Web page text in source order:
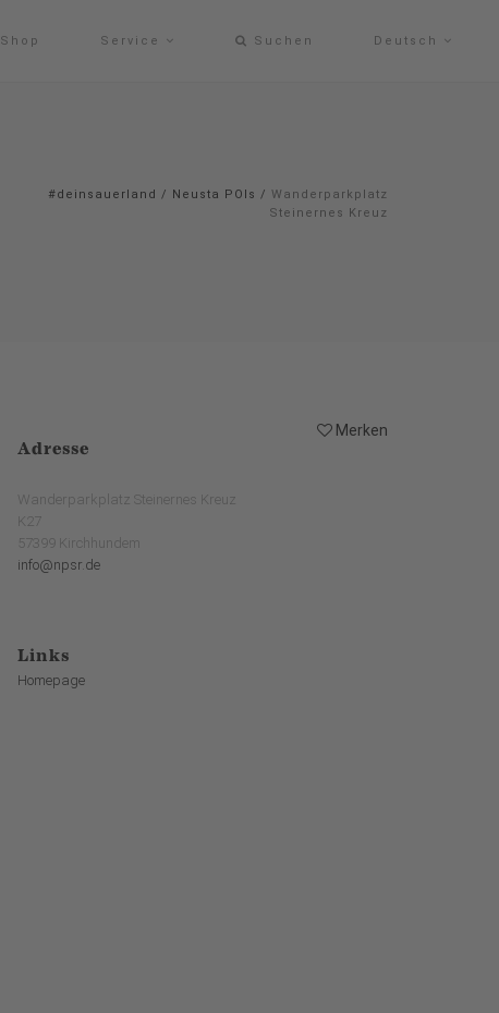
Shop Service Suchen Deutsch
#deinsauerland / Neusta POIs / Wanderparkplatz
Steinernes Kreuz
Merken
Adresse
Wanderparkplatz Steinernes Kreuz
K27
57399 Kirchhundem
info@npsr.de
Links
Homepage